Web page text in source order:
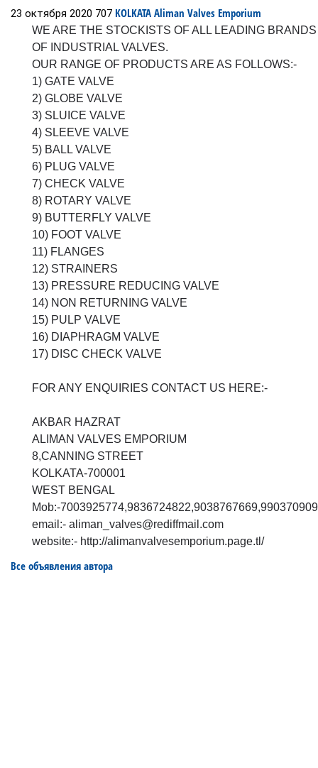
23 октября 2020 707 KOLKATA Aliman Valves Emporium
WE ARE THE STOCKISTS OF ALL LEADING BRANDS
OF INDUSTRIAL VALVES.
OUR RANGE OF PRODUCTS ARE AS FOLLOWS:-
1) GATE VALVE
2) GLOBE VALVE
3) SLUICE VALVE
4) SLEEVE VALVE
5) BALL VALVE
6) PLUG VALVE
7) CHECK VALVE
8) ROTARY VALVE
9) BUTTERFLY VALVE
10) FOOT VALVE
11) FLANGES
12) STRAINERS
13) PRESSURE REDUCING VALVE
14) NON RETURNING VALVE
15) PULP VALVE
16) DIAPHRAGM VALVE
17) DISC CHECK VALVE
FOR ANY ENQUIRIES CONTACT US HERE:-
AKBAR HAZRAT
ALIMAN VALVES EMPORIUM
8,CANNING STREET
KOLKATA-700001
WEST BENGAL
Mob:-
email:- aliman_valves@rediffmail.com
website:- http://alimanvalvesemporium.page.tl/
Все объявления автора